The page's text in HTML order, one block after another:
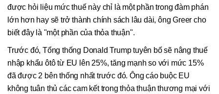
được hỏi liệu mức thuế này chỉ là một phần trong đàm phán
lớn hơn hay sẽ trở thành chính sách lâu dài, ông Greer cho
biết đây là "một phần của thỏa thuận".
Trước đó, Tổng thống Donald Trump tuyên bố sẽ nâng thuế
nhập khẩu ôtô từ EU lên 25%, tăng mạnh so với mức 15%
đã được 2 bên thống nhất trước đó. Ông cáo buộc EU
không tuân thủ các cam kết trong thỏa thuận thương mại với